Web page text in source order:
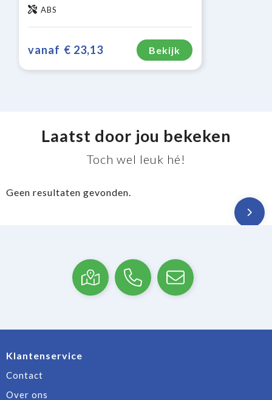
ABS
vanaf € 23,13 Bekijk
Laatst door jou bekeken
Toch wel leuk hé!
Geen resultaten gevonden.
Klantenservice
Contact
Over ons